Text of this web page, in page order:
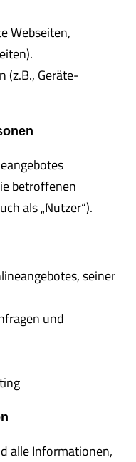
Webseiten,
Geräte-
betroffenen
als „Nutzer“).
seiner
und
alle Informationen,